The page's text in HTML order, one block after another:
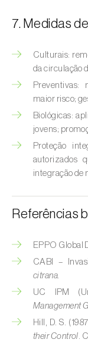
fornicatior, E.
Broca-do-
Diatraea
Broca-do-
Broca-dos-
lineatella)
Broca-
suppressalis)
(
Broca-
Burgo-da-
Cigarrinha-
spumarius)
Cigarrinhas (
7. Medidas
Culturais:
da circulação
Preventivas:
maior risco;
Biológicas:
jovens;
Proteção
autorizados
integração de
Referências
EPPO Global
CABI –
citrana.
UC IPM
Management
Hill, D. S.
their Control .